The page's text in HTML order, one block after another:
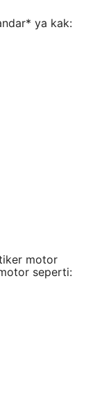
ya kak:
motor
seperti: